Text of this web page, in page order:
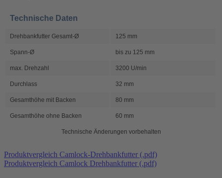
Technische Daten
Drehbankfutter Gesamt-Ø 125 mm
Spann-Ø bis zu 125 mm
max. Drehzahl 3200 U/min
Durchlass 32 mm
Gesamthöhe mit Backen 80 mm
Gesamthöhe ohne Backen 60 mm
Technische Änderungen vorbehalten
Produktvergleich Camlock-Drehbankfutter (.pdf)
Produktvergleich Camlock Drehbankfutter (.pdf)